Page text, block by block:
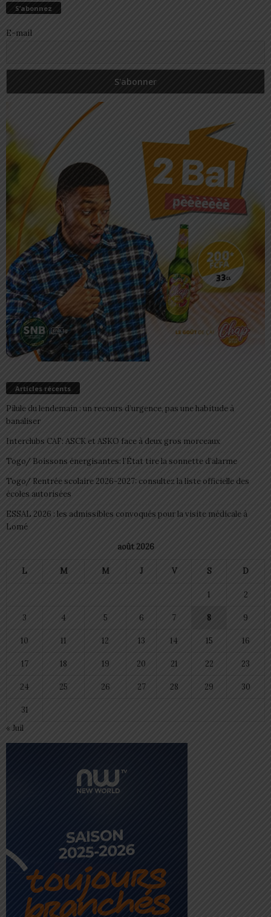
S’abonnez
E-mail
Articles récents
Pilule du lendemain : un recours d’urgence, pas une habitude à
banaliser
Interclubs CAF: ASCK et ASKO face à deux gros morceaux
Togo/ Boissons énergisantes: l’État tire la sonnette d’alarme
Togo/ Rentrée scolaire 2026-2027: consultez la liste officielle des
écoles autorisées
ESSAL 2026 : les admissibles convoqués pour la visite médicale à
Lomé
août 2026
L M M J V S D
1 2
3 4 5 6 7 8 9
10 11 12 13 14 15 16
17 18 19 20 21 22 23
24 25 26 27 28 29 30
31
« Juil